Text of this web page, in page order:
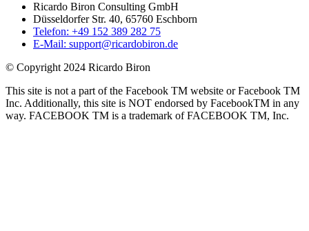
Ricardo Biron Consulting GmbH
Düsseldorfer Str. 40, 65760 Eschborn
Telefon: +49 152 389 282 75
E-Mail: support@ricardobiron.de
© Copyright 2024 Ricardo Biron
This site is not a part of the Facebook TM website or Facebook TM
Inc. Additionally, this site is NOT endorsed by FacebookTM in any
way. FACEBOOK TM is a trademark of FACEBOOK TM, Inc.